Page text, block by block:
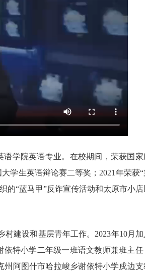
学院英语专业。在校期间，荣获国家
学生英语辩论赛二等奖；2021年荣获
的“蓝马甲”反诈宣传活动和太原市小店
建设和基层青年工作。2023年10月加
特小学二年级一班语文教师兼班主任
州阿图什市哈拉峻乡谢依特小学戍边支